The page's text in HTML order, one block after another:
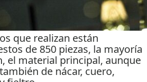
que realizan están
de 850 piezas, la mayoría
el material principal, aunque
de nácar, cuero,